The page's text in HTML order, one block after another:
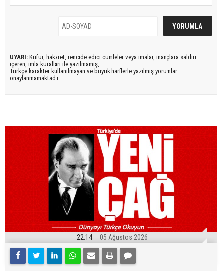
UYARI: Küfür, hakaret, rencide edici cümleler veya imalar, inançlara saldırı
içeren, imla kuralları ile yazılmamış,
Türkçe karakter kullanılmayan ve büyük harflerle yazılmış yorumlar
onaylanmamaktadır.
22:14 05 Ağustos 2026